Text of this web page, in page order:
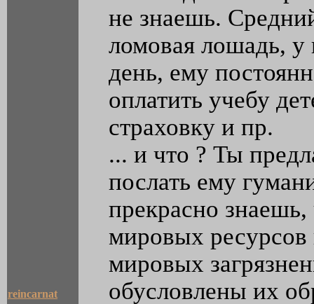
reincarnat
не знаешь.
ломовая лошадь, у
день, ему
оплатить учебу
страховку и пр.
... и что ? Ты
послать ему
прекрасно
мировых ресурсов
мировых
обусловлены их